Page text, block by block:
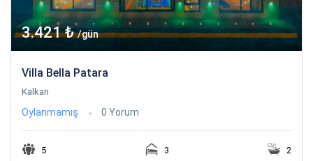
3.421 ₺/gün
Villa Bella Patara
Kalkan
Oylanmamış 0 Yorum
5 3 2